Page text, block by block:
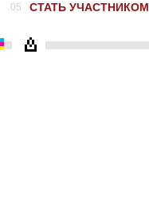
.05 СТАТЬ УЧАСТНИКОМ